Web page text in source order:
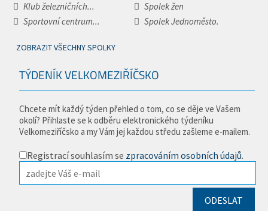
Klub železničních...
Spolek žen
Sportovní centrum...
Spolek Jednoměsto.
ZOBRAZIT VŠECHNY SPOLKY
TÝDENÍK VELKOMEZIŘÍČSKO
Chcete mít každý týden přehled o tom, co se děje ve Vašem
okolí? Přihlaste se k odběru elektronického týdeníku
Velkomeziříčsko a my Vám jej každou středu zašleme e-mailem.
Registrací souhlasím se zpracováním osobních údajů.